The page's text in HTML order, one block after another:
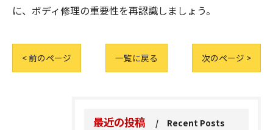
に、ボディ修理の重要性を再認識しましょう。
< 前のページ 一覧に戻る 次のページ >
最近の投稿 Recent Posts